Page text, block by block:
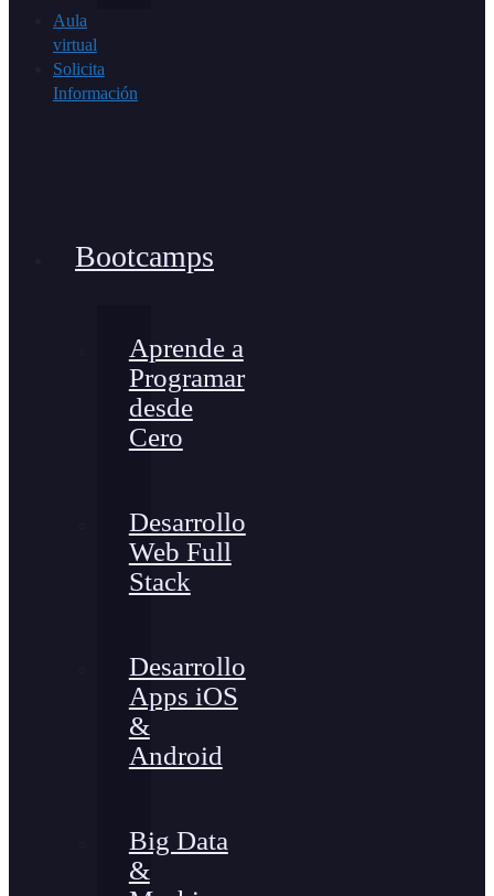
Aula
virtual
Solicita
Información
Bootcamps
Aprende a
Programar
desde
Cero
Desarrollo
Web Full
Stack
Desarrollo
Apps iOS
&
Android
Big Data
&